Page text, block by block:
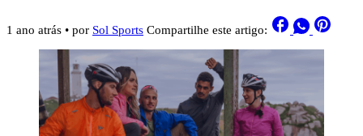
1 ano atrás • por Sol Sports Compartilhe este artigo: